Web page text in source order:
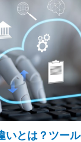
いとは？ツー